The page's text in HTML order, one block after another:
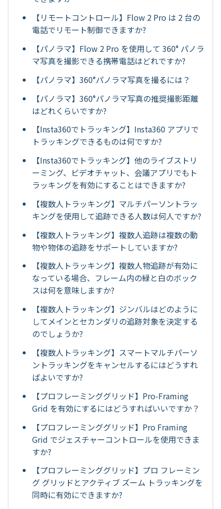
【リモートコントロール】Flow 2 Pro は 2 台の
電話でリモート制御できますか?
【パノラマ】Flow 2 Pro を使用して 360° パノラ
マ写真を撮影できる携帯電話はどれですか?
【パノラマ】360°パノラマ写真を撮るには？
【パノラマ】360°パノラマ写真の推奨撮影距離
はどれくらいですか?
【Insta360でトラッキング】Insta360 アプリで
トラッキングできるものは何ですか?
【Insta360でトラッキング】他のライブストリ
ーミング、ビデオチャット、会議アプリでもト
ラッキングを有効にすることはできますか?
【複数人トラッキング】マルチパーソントラッ
キングを使用して追跡できる人数は何人ですか?
【複数人トラッキング】複数人追跡は複数の動
物や物体の追跡をサポートしていますか?
【複数人トラッキング】複数人物追跡が有効に
なっている場合、フレーム内の緑と白のボック
スは何を意味しますか?
【複数人トラッキング】ジンバルはどのように
してメインとセカンダリの追跡対象を決定する
のでしょうか?
【複数人トラッキング】スマートマルチパーソ
ントラッキングをキャンセルするにはどうすれ
ばよいですか?
【プロフレーミンググリッド】Pro-Framing
Grid を有効にするにはどうすればいいですか？
【プロフレーミンググリッド】Pro Framing
Grid でジェスチャーコントロールを使用できま
すか?
【プロフレーミンググリッド】プロ フレーミン
グ グリッドとアクティブ ズーム トラッキングを
同時に有効にできますか?